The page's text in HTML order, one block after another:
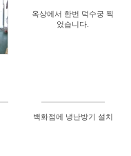
옥상에서 한번 덕수궁 찍
었습니다.
백화점에 냉난방기 설치